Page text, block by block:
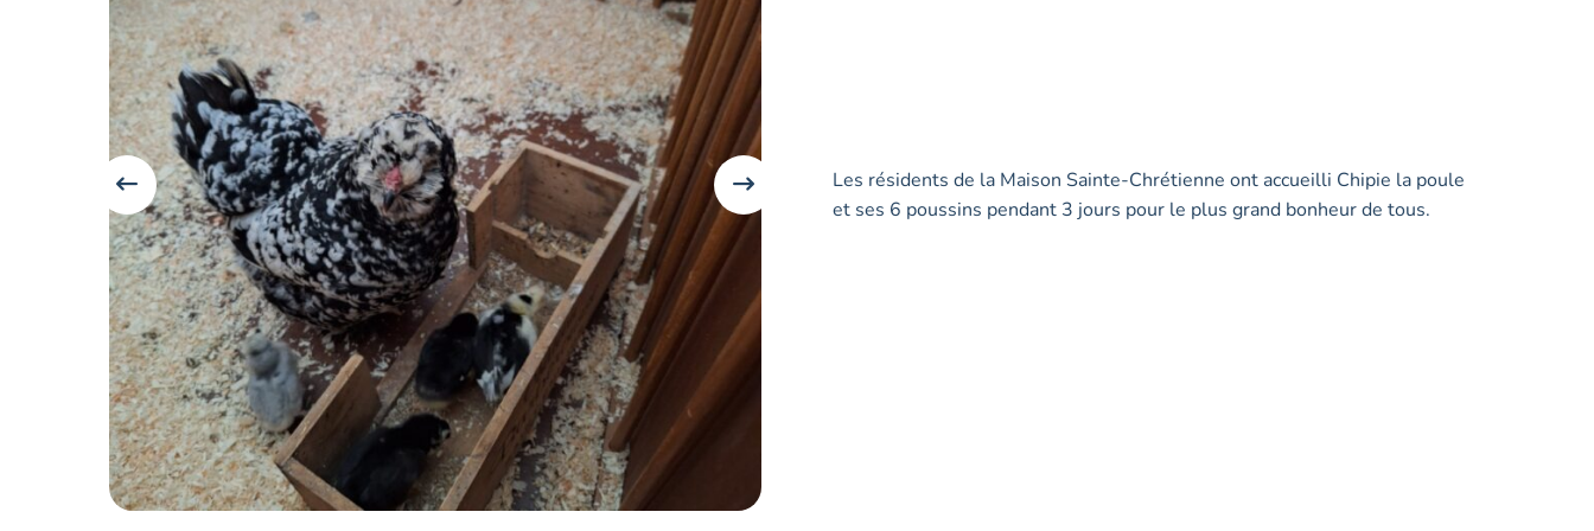
Les résidents de la Maison Sainte-Chrétienne ont accueilli Chipie la poule
et ses 6 poussins pendant 3 jours pour le plus grand bonheur de tous.